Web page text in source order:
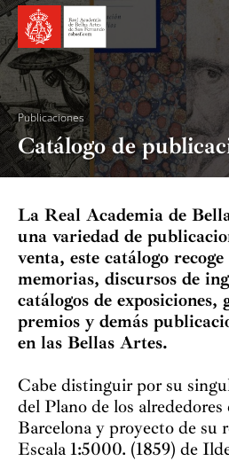
Ir
al
contenido
Publicaciones
Catálogo de
La Real Academia de
una variedad de
venta, este catálogo
memorias, discursos de
catálogos de
premios y demás
en las Bellas Artes.
Cabe distinguir por su
del Plano de los
Barcelona y proyecto de su
Escala 1:5000. (1859) de